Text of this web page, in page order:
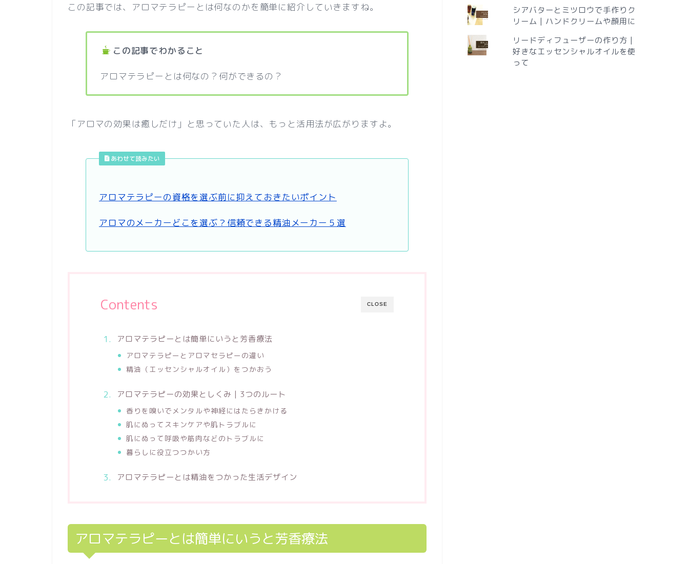
この記事では、アロマテラピーとは何なのかを簡単に紹介していきますね。
この記事でわかること
アロマテラピーとは何なの？何ができるの？
「アロマの効果は癒しだけ」と思っていた人は、もっと活用法が広がりますよ。
あわせて読みたい
アロマテラピーの資格を選ぶ前に抑えておきたいポイント
アロマのメーカーどこを選ぶ？信頼できる精油メーカー５選
CLOSE
Contents
アロマテラピーとは簡単にいうと芳香療法
アロマテラピーとアロマセラピーの違い
精油（エッセンシャルオイル）をつかおう
アロマテラピーの効果としくみ | 3つのルート
香りを嗅いでメンタルや神経にはたらきかける
肌にぬってスキンケアや肌トラブルに
肌にぬって呼吸や筋肉などのトラブルに
暮らしに役立つつかい方
アロマテラピーとは精油をつかった生活デザイン
アロマテラピーとは簡単にいうと芳香療法
シアバターとミツロウで手作りク
リーム | ハンドクリームや顔用に
リードディフューザーの作り方 |
好きなエッセンシャルオイルを使
って